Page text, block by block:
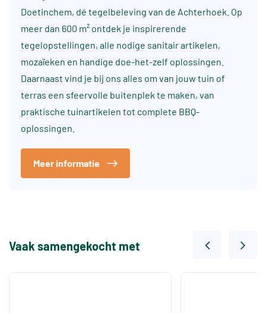
Doetinchem, dé tegelbeleving van de Achterhoek. Op
meer dan 600 m² ontdek je inspirerende
tegelopstellingen, alle nodige sanitair artikelen,
mozaïeken en handige doe-het-zelf oplossingen.
Daarnaast vind je bij ons alles om van jouw tuin of
terras een sfeervolle buitenplek te maken, van
praktische tuinartikelen tot complete BBQ-
oplossingen.
Meer informatie
Vaak samengekocht met